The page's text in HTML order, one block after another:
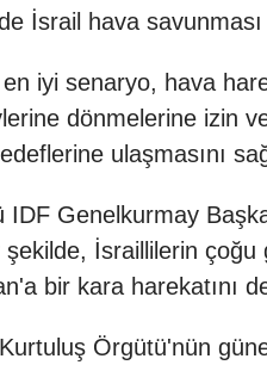
İsrail hava
en iyi senaryo, hava
dönmelerine izin
ulaşmasını
IDF Genelkurmay
İsraillilerin çoğu
bir kara harekatını
Örgütü'nün